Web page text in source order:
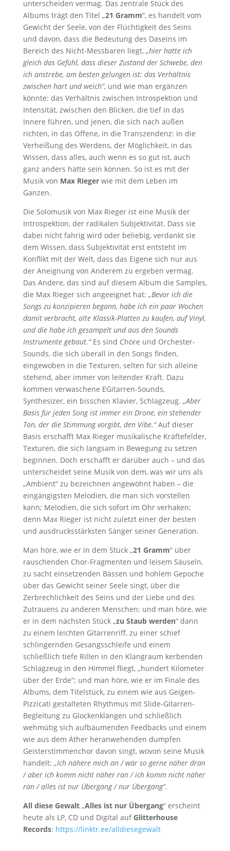
unterscheiden vermag. Das zentrale Stück des
Albums trägt den Titel „21 Gramm“, es handelt vom
Gewicht der Seele, von der Flüchtigkeit des Seins
und davon, dass die Bedeutung des Daseins im
Bereich des Nicht-Messbaren liegt, „hier hatte ich
gleich das Gefühl, dass dieser Zustand der Schwebe, den
ich anstrebe, am besten gelungen ist: das Verhältnis
zwischen hart und weich“, und wie man ergänzen
könnte: das Verhältnis zwischen Introspektion und
Intensität, zwischen den Blicken, die tief in das
Innere führen, und jenen, die sich nach außen
richten, in das Offene, in die Transzendenz: in die
Verheißung des Werdens, der Möglichkeit, in das
Wissen, dass alles, auch wenn es so gut ist, auch
ganz anders hätte sein können. So ist es mit der
Musik von Max Riegerwie mit dem Leben im
Ganzen.
Die Solomusik von Max Rieger ist eine Musik der
Introspektion, der radikalen Subjektivität. Dass sie
dabei nicht fahrig wird oder beliebig, verdankt sie
dem Wissen, dass Subjektivität erst entsteht im
Konflikt mit der Welt, dass das Eigene sich nur aus
der Aneignung von Anderem zu ergeben vermag.
Das Andere, das sind auf diesem Album die Samples,
die Max Rieger sich angeeignet hat: „Bevor ich die
Songs zu konzipieren begann, habe ich ein paar Wochen
damit verbracht, alte Klassik-Platten zu kaufen, auf Vinyl,
und die habe ich gesampelt und aus den Sounds
Instrumente gebaut.“Es sind Chöre und Orchester-
Sounds, die sich überall in den Songs finden,
eingewoben in die Texturen, selten für sich alleine
stehend, aber immer von leitender Kraft. Dazu
kommen verwaschene EGitarren-Sounds,
Synthesizer, ein bisschen Klavier, Schlagzeug. „Aber
Basis für jeden Song ist immer ein Drone, ein stehender
Ton, der die Stimmung vorgibt, den Vibe.“Auf dieser
Basis erschafft Max Rieger musikalische Kräftefelder,
Texturen, die sich langsam in Bewegung zu setzen
beginnen. Doch erschafft er darüber auch – und das
unterscheidet seine Musik von dem, was wir uns als
„Ambient“ zu bezeichnen angewöhnt haben – die
eingängigsten Melodien, die man sich vorstellen
kann; Melodien, die sich sofort im Ohr verhaken;
denn Max Rieger ist nicht zuletzt einer der besten
und ausdrucksstärksten Sänger seiner Generation.
Man höre, wie er in dem Stück „21 Gramm“ über
rauschenden Chor-Fragmenten und leisem Säuseln,
zu sacht einsetzenden Bässen und hohlem Gepoche
über das Gewicht seiner Seele singt, über die
Zerbrechlichkeit des Seins und der Liebe und des
Zutrauens zu anderen Menschen; und man höre, wie
er in dem nächsten Stück „zu Staub werden“ dann
zu einem leichten Gitarrenriff, zu einer schief
schlingernden Gesangsschleife und einem
schließlich tiefe Rillen in den Klangraum kerbenden
Schlagzeug in den Himmel fliegt, „hundert Kilometer
über der Erde“; und man höre, wie er im Finale des
Albums, dem Titelstück, zu einem wie aus Geigen-
Pizzicati gestalteten Rhythmus mit Slide-Gitarren-
Begleitung zu Glockenklängen und schließlich
wehmütig sich aufbäumenden Feedbacks und einem
wie aus dem Äther heranwehenden dumpfen
Geisterstimmenchor davon singt, wovon seine Musik
handelt: „Ich nähere mich an / wär so gerne näher dran
/ aber ich komm nicht näher ran / ich komm nicht näher
ran / alles ist nur Übergang / nur Übergang“.
All diese Gewalt„Alles ist nur Übergang“ erscheint
heute als LP, CD und Digital aufGlitterhouse
Records: https://linktr.ee/alldiesegewalt